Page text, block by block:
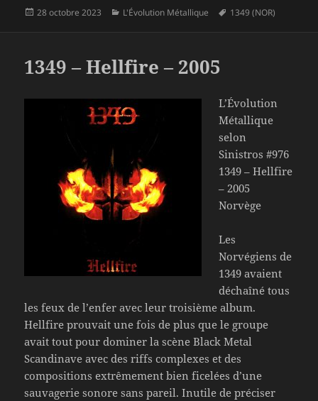
Publié
28 octobre 2023 Catégories
L'Évolution Métallique
Mots-
1349 (NOR)
1349 – Hellfire – 2005
L’Évolution
Métallique
selon
Sinistros #976
1349 – Hellfire
– 2005
Norvège
Les
Norvégiens de
1349 avaient
déchaîné tous
les feux de l’enfer avec leur troisième album.
Hellfire prouvait une fois de plus que le groupe
avait tout pour dominer la scène Black Metal
Scandinave avec des riffs complexes et des
compositions extrêmement bien ficelées d’une
sauvagerie sonore sans pareil. Inutile de préciser